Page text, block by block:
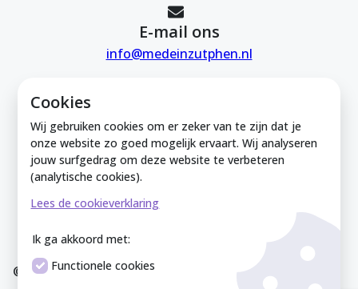
Cookies
Wij gebruiken cookies om er zeker van te zijn dat je
onze website zo goed mogelijk ervaart. Wij analyseren
jouw surfgedrag om deze website te verbeteren
(analytische cookies).
Lees de cookieverklaring
Ik ga akkoord met:
Functionele cookies
E-mail ons
info@medeinzutphen.nl
Mede in Zutphen is onderdeel van de
Zutphense Uitdaging. KVK Zutphense
Uitdaging: 08212926
© Mede In Zutphen 2025